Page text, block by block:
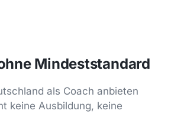
Mindeststandard
als Coach anbieten
keine Ausbildung, keine